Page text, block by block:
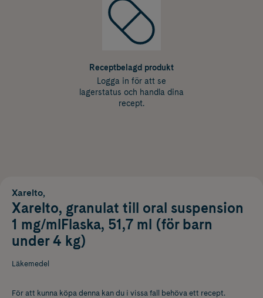
Receptbelagd produkt
Logga in för att se
lagerstatus och handla dina
recept.
Xarelto,
Xarelto, granulat till oral suspension
1 mg/mlFlaska, 51,7 ml (för barn
under 4 kg)
Läkemedel
För att kunna köpa denna kan du i vissa fall behöva ett recept.